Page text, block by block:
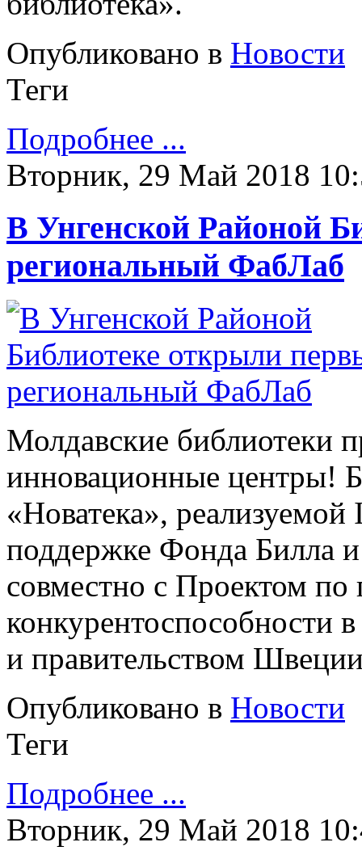
Опубликовано в Новости
Теги
Подробнее ...
Вторник, 29 Май 2018
В Унгенской Районой
региональный ФабЛаб
Молдавские библиотеки
инновационные центры!
«Новатека»,
поддержке Фонда Билла
совместно с Проектом
и правительством
Опубликовано в Новости
Теги
Подробнее ...
Вторник, 29 Май 2018